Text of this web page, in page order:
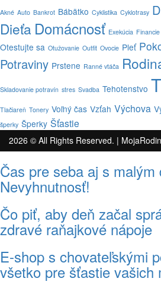
Akné Auto Bankrot Bábätko Cyklistika Cyklotrasy
Dieťa Domácnosť Exekúcia Financie
Otestujte sa Otužovanie Outfit Ovocie Pleť
Potraviny Prstene Ranné vtáča
Skladovanie potravín stres Svadba Tehotenstvo
Tlačiareň Tonery Voľný čas Vzťah Výchova
šperky Šperky Šťastie
2026 © All Rights Reserved. |
Čas pre seba aj s malým
Nevyhnutnosť!
Čo piť, aby deň začal
zdravé raňajkové nápoje
E-shop s chovateľskými
všetko pre šťastie vašich